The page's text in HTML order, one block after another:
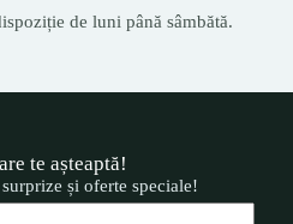
de luni până sâmbătă.
te așteaptă!
și oferte speciale!